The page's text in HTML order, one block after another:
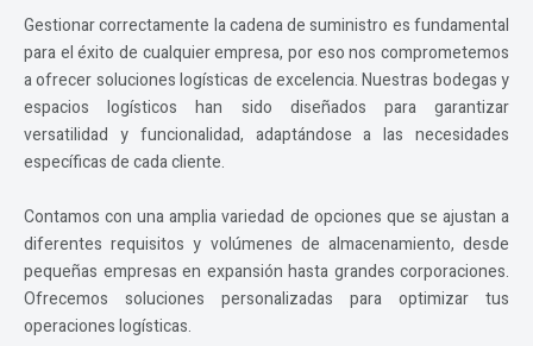
Gestionar correctamente la cadena de suministro es fundamental
para el éxito de cualquier empresa, por eso nos comprometemos
a ofrecer soluciones logísticas de excelencia. Nuestras bodegas y
espacios logísticos han sido diseñados para garantizar
versatilidad y funcionalidad, adaptándose a las necesidades
específicas de cada cliente.
Contamos con una amplia variedad de opciones que se ajustan a
diferentes requisitos y volúmenes de almacenamiento, desde
pequeñas empresas en expansión hasta grandes corporaciones.
Ofrecemos soluciones personalizadas para optimizar tus
operaciones logísticas.